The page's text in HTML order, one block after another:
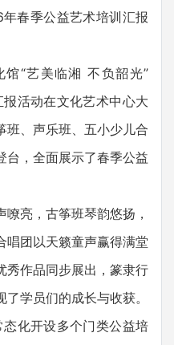
季公益艺术培训汇报
“艺美临湘 不负韶光”
活动在文化艺术中心大
班、声乐班、五小少儿合
台，全面展示了春季公益
亮，古筝班琴韵悠扬，
唱团以天籁童声赢得满堂
秀作品同步展出，篆隶行
学员们的成长与收获。
化开设多个门类公益培